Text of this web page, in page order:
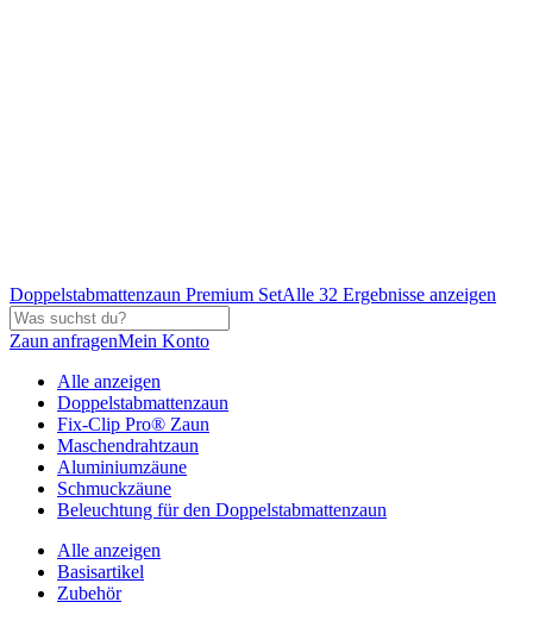
Doppelstabmattenzaun Premium SetAlle 32 Ergebnisse anzeigen
Zaun anfragenMein Konto
Alle anzeigen
Doppelstabmattenzaun
Fix-Clip Pro® Zaun
Maschendrahtzaun
Aluminiumzäune
Schmuckzäune
Beleuchtung für den Doppelstabmattenzaun
Alle anzeigen
Basisartikel
Zubehör